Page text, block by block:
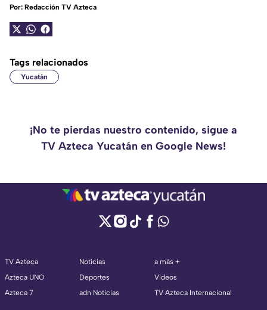
Por: Redacción TV Azteca
Tags relacionados
Yucatán
¡No te pierdas nuestro contenido, sigue a
TV Azteca Yucatán en Google News!
TV Azteca
Azteca UNO
Azteca 7
Noticias
Deportes
adn Noticias
a más +
Videos
TV Azteca Internacional